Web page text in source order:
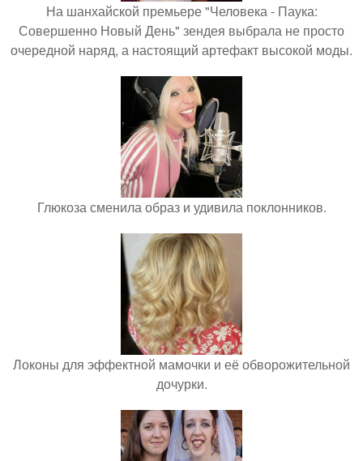
На шанхайской премьере "Человека - Паука:
Совершенно Новый День" зендея выбрала не просто
очередной наряд, а настоящий артефакт высокой моды.
Глюкоза сменила образ и удивила поклонников.
Локоны для эффектной мамочки и её обворожительной
дочурки.